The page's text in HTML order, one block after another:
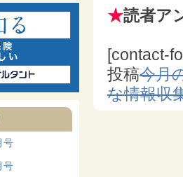
号
号
★読者ア
[contact-
投稿今月
な情報収